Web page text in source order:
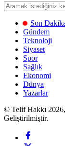
Son
Gündem
Teknoloji
Siyaset
Spor
Sağlık
Ekonomi
Dünya
Yazarlar
© Telif Hakkı 2026,
Geliştirilmiştir.